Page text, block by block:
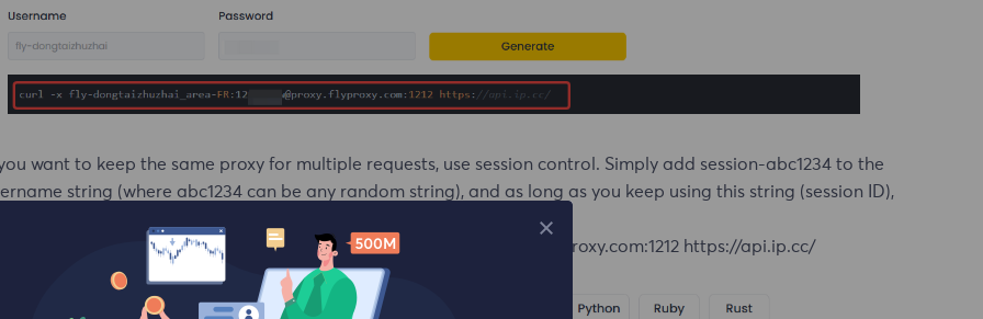
want to keep the same proxy for multiple requests, use session control. Simply add session-abc1234 to the
string (where abc1234 can be any random string), and as long as you keep using this string (session ID),
-x username_area-FR_session-abc1234_life-30:password@proxy.flyproxy.com:1212 https://api.ip.cc/